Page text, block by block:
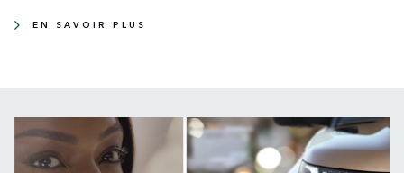
EN SAVOIR PLUS